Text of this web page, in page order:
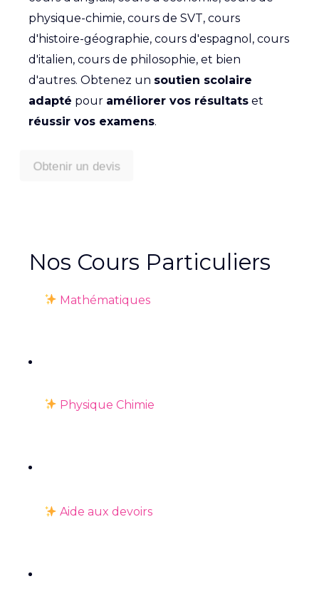
physique-chimie, cours de SVT, cours
d'histoire-géographie, cours d'espagnol, cours
d'italien, cours de philosophie, et bien
d'autres. Obtenez un soutien scolaire
adapté pour améliorer vos résultats et
réussir vos examens.
Obtenir un devis
Nos Cours Particuliers
Mathématiques
Physique Chimie
Aide aux devoirs